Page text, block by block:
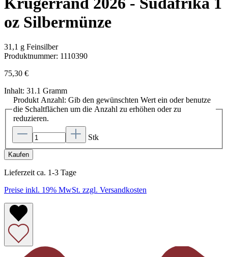
oz Silbermünze
31,1 g Feinsilber
Produktnummer: 1110390
75,30 €
Inhalt: 31.1 Gramm
Produkt Anzahl: Gib den gewünschten Wert ein oder benutze
die Schaltflächen um die Anzahl zu erhöhen oder zu
reduzieren.
Stk
Kaufen
Lieferzeit ca. 1-3 Tage
Preise inkl. 19% MwSt. zzgl. Versandkosten